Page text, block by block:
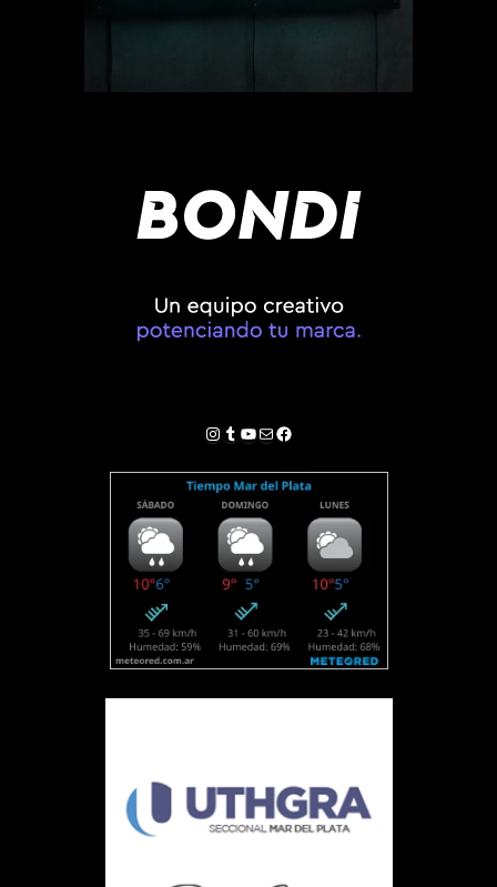
Instagram
Tumblr
YouTube
Correo electrónico
Facebook